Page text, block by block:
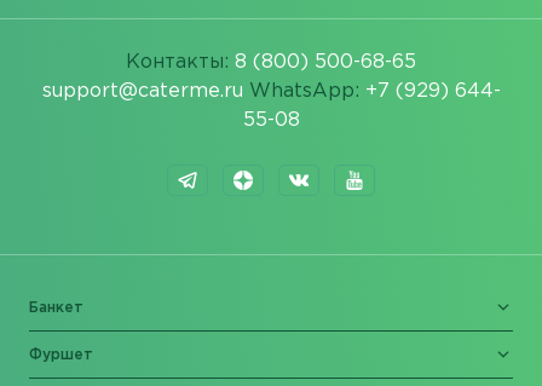
Контакты: 8 (800) 500-68-65
support@caterme.ru WhatsApp: +7 (929) 644-
55-08
Банкет
Фуршет